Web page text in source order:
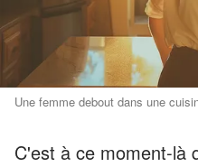
Une femme debout dans une
C'est à ce moment-là